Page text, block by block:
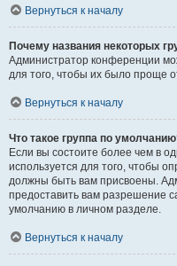
Вернуться к началу
Почему названия некоторых
Администратор конференции
для того, чтобы их было проще
Вернуться к началу
Что такое группа по
Если вы состоите более чем в
используется для того, чтобы
должны быть вам присвоены.
предоставить вам разрешение
умолчанию в личном разделе.
Вернуться к началу